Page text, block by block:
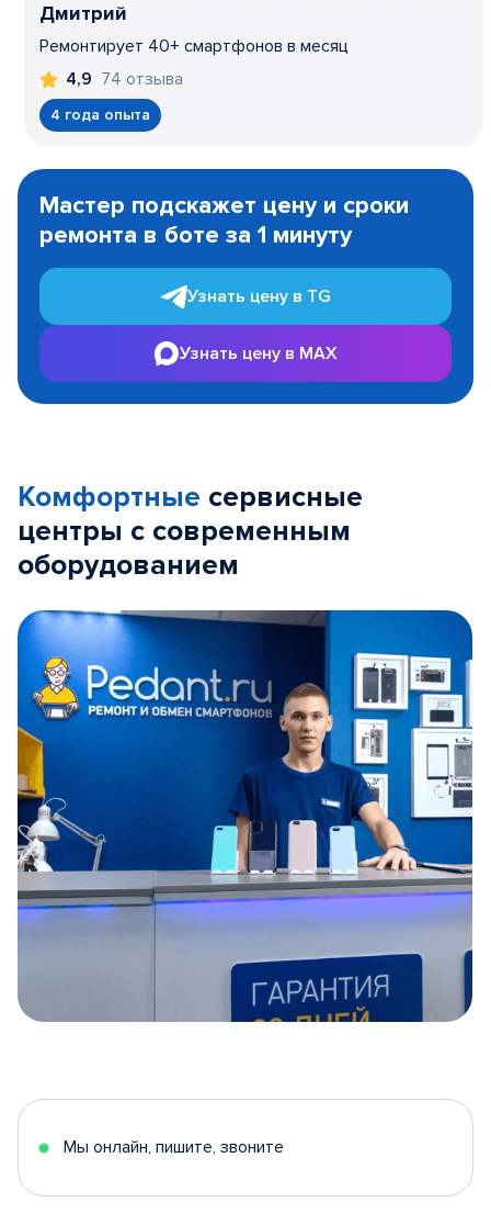
Дмитрий
Ремонтирует 40+ смартфонов в месяц
4,9 74 отзыва
4 года опыта
1
Мастер подскажет цену и сроки
ремонта в боте за 1 минуту
Узнать цену в TG
Узнать цену в MAX
Комфортные сервисные
центры с современным
оборудованием
5
Мы онлайн, пишите, звоните